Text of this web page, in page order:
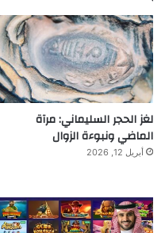
لغز الحجر السليماني: مرآة
الماضي ونبوءة الزوال
أبريل 12, 2026